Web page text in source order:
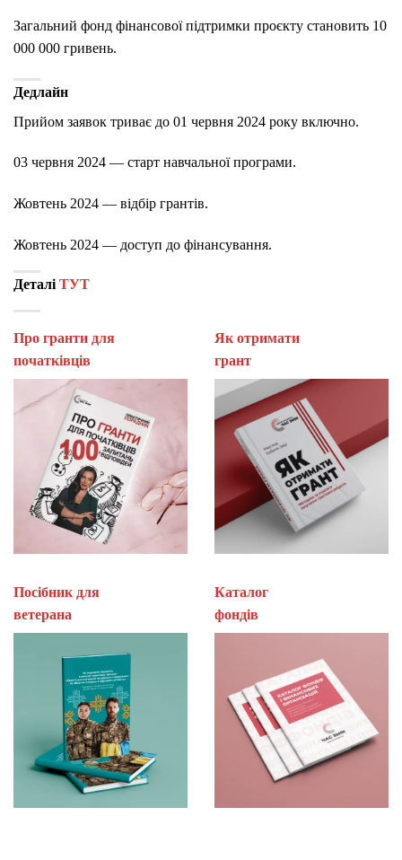
Загальний фонд фінансової підтримки проєкту становить 10
000 000 гривень.
Дедлайн
Прийом заявок триває до 01 червня 2024 року включно.
03 червня 2024 — старт навчальної програми.
Жовтень 2024 — відбір грантів.
Жовтень 2024 — доступ до фінансування.
Деталі ТУТ
Про гранти для
початківців
Як отримати
Посібник для
ветерана
Каталог